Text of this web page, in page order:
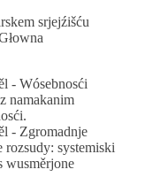
srjejźišću
- Wósebnosći
namakanim
- Zgromadnje
rozsudy: systemiski
wusměrjone